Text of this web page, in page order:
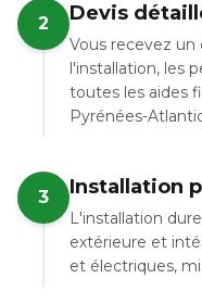
2 Devis
Vous recevez
l'installation, les
toutes les aides
Pyrénées-
3 Installation
L'installation
extérieure et
et électriques,